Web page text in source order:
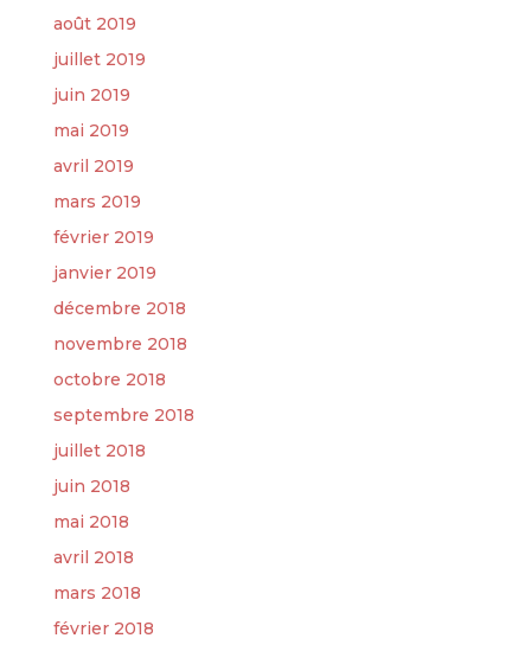
août 2019
juillet 2019
juin 2019
mai 2019
avril 2019
mars 2019
février 2019
janvier 2019
décembre 2018
novembre 2018
octobre 2018
septembre 2018
juillet 2018
juin 2018
mai 2018
avril 2018
mars 2018
février 2018